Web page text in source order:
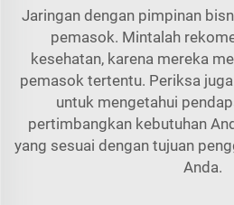
Jaringan dengan pimpinan
pemasok. Mintalah
kesehatan, karena mereka
pemasok tertentu. Periksa
untuk mengetahui
pertimbangkan kebutuhan
yang sesuai dengan tujuan
Anda.